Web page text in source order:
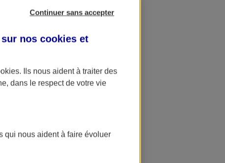
AXA Banque
Continuer sans accepter
nos cookies et
. Ils nous aident à traiter des
dans le respect de votre vie
qui nous aident à faire évoluer